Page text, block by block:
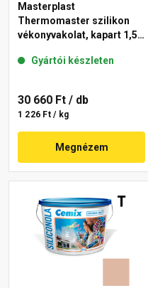
Masterplast
Thermomaster szilikon
vékonyvakolat, kapart 1,5
Gyártói készleten
30 660 Ft / db
1 226 Ft / kg
Megnézem